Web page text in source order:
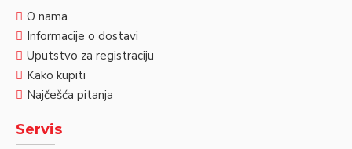
O nama
Informacije o dostavi
Uputstvo za registraciju
Kako kupiti
Najčešća pitanja
Servis